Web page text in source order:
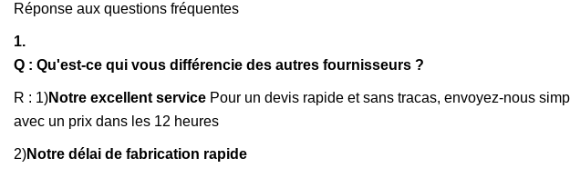
Réponse aux questions fréquentes
1.
Q : Qu'est-ce qui vous différencie des autres fournisseurs ?
R : 1)Notre excellent service Pour un devis rapide et sans tracas, envoyez-nous
avec un prix dans les 12 heures
2)Notre délai de fabrication rapide